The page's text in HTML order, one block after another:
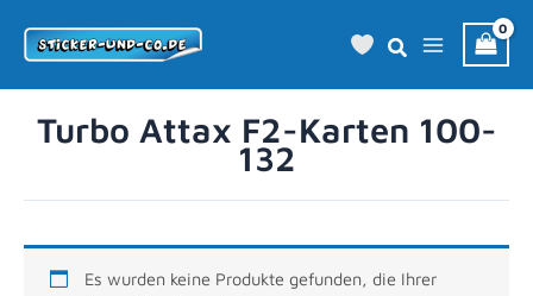
Inhalt
Turbo Attax F2-Karten 100-
132
Es wurden keine Produkte gefunden, die Ihrer